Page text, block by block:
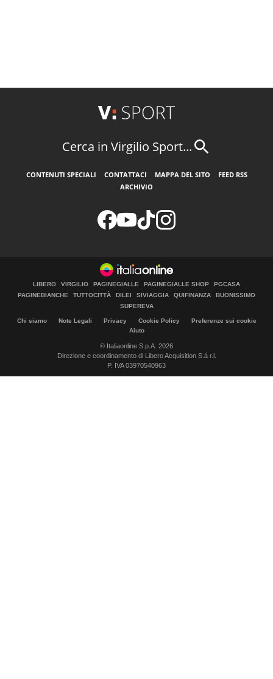
Cerca in Virgilio Sport...
CONTENUTI SPECIALI CONTATTACI MAPPA DEL SITO
FEED RSS
ARCHIVIO
LIBERO VIRGILIO PAGINEGIALLE PAGINEGIALLE SHOP
PGCASA
PAGINEBIANCHE
TUTTOCITTÀ DILEI SIVIAGGIA QUIFINANZA
BUONISSIMO
SUPEREVA
Chi siamo Note Legali Privacy Cookie Policy
Preferenze sui cookie
Aiuto
© Italiaonline S.p.A. 2026
Direzione e coordinamento di Libero Acquisition S.á r.l.
P. IVA 03970540963